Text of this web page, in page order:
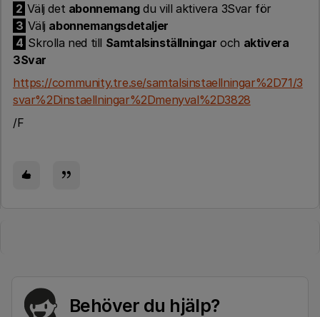
2 Välj det abonnemangdu vill aktivera 3Svar för
3 Välj abonnemangsdetaljer
4 Skrolla ned till Samtalsinställningar och aktivera
3Svar
https://community.tre.se/samtalsinstaellningar%2D71/3
svar%2Dinstaellningar%2Dmenyval%2D3828
/F
Behöver du hjälp?